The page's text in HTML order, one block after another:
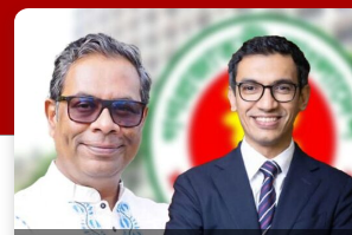
কল্যাণমন্ত্রী এবং সদস্য সচিব
পরিবার কল্যাণ মন্ত্রণালয়ের
স্বাস্থ্য প্রতিমন্ত্রী, বাংলাদেশ
কর্তৃপক্ষ (বিডা)-এর নির্বাহী
জাতীয় […]